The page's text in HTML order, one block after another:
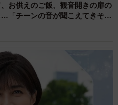
お供えのご飯、観音開きの扉の
「チーンの音が聞こえてきそ